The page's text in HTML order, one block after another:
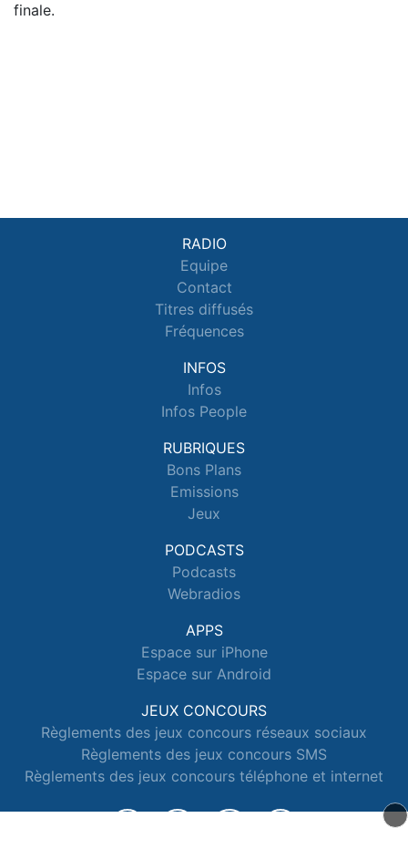
finale.
RADIO
Equipe
Contact
Titres diffusés
Fréquences
INFOS
Infos
Infos People
RUBRIQUES
Bons Plans
Emissions
Jeux
PODCASTS
Podcasts
Webradios
APPS
Espace sur iPhone
Espace sur Android
JEUX CONCOURS
Règlements des jeux concours réseaux sociaux
Règlements des jeux concours SMS
Règlements des jeux concours téléphone et internet